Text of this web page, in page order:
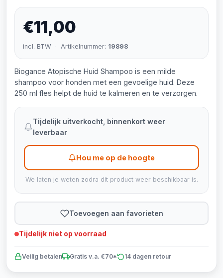
€11,00
incl. BTW · Artikelnummer: 19898
Biogance Atopische Huid Shampoo is een milde
shampoo voor honden met een gevoelige huid. Deze
250 ml fles helpt de huid te kalmeren en te verzorgen.
Tijdelijk uitverkocht, binnenkort weer
leverbaar
Hou me op de hoogte
We laten je weten zodra dit product weer beschikbaar is.
Toevoegen aan favorieten
Tijdelijk niet op voorraad
Veilig betalen Gratis v.a. €70* 14 dagen retour